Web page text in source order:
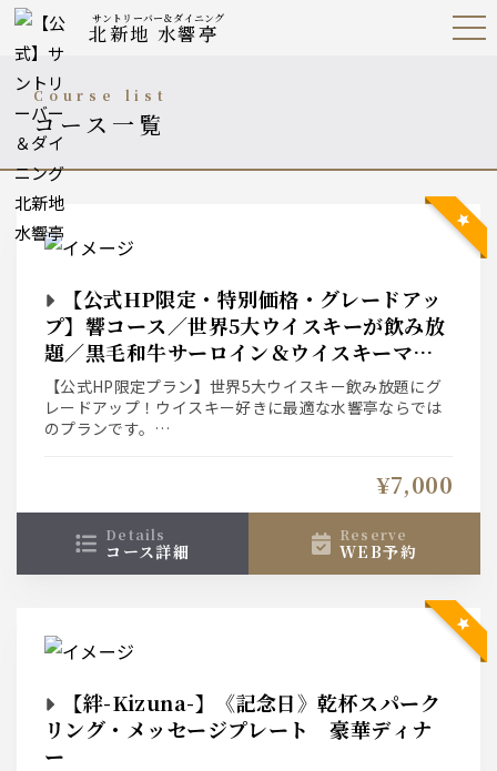
サントリーバー＆ダイニング
北新地 水響亭 Open
Navig
course list
コース一覧
【公式HP限定・特別価格・グレードアッ
プ】響コース／世界5大ウイスキーが飲み放
題／黒毛和牛サーロイン＆ウイスキーマリ
アージュを愉しむ
【公式HP限定プラン】世界5大ウイスキー飲み放題にグ
レードアップ！ウイスキー好きに最適な水響亭ならでは
のプランです。
その他フォアグラを贅沢に使用した“フォアグラコロッ
ケ”など逸品料理もご堪能いただけます。是非ご賞味くだ
さい。
¥7,000
details
コース詳細
reserve
WEB予約
【絆-Kizuna-】《記念日》乾杯スパーク
リング・メッセージプレート 豪華ディナ
ー